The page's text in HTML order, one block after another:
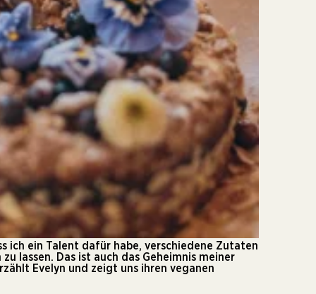
ich ein Talent dafür habe, verschiedene Zutaten
lassen. Das ist auch das Geheimnis meiner
Evelyn und zeigt uns ihren veganen